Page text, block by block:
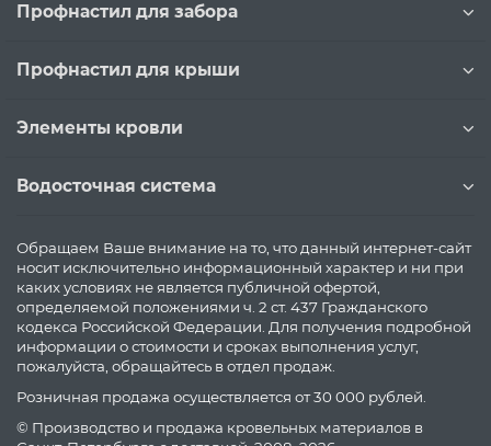
Профнастил для забора
Профнастил для крыши
Элементы кровли
Водосточная система
Обращаем Ваше внимание на то, что данный интернет-сайт
носит исключительно информационный характер и ни при
каких условиях не является публичной офертой,
определяемой положениями ч. 2 ст. 437 Гражданского
кодекса Российской Федерации. Для получения подробной
информации о стоимости и сроках выполнения услуг,
пожалуйста, обращайтесь в отдел продаж.
Розничная продажа осуществляется от 30 000 рублей.
© Производство и продажа кровельных материалов в